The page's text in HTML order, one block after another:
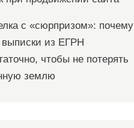
с «сюрпризом»: почему
выписки из ЕГРН
чтобы не потерять
землю